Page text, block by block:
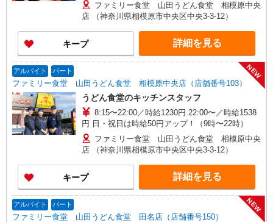
ファミリー食堂 山田うどん食堂 相模原中央
店 （神奈川県相模原市中央区中央3-3-12）
キープ 詳細を見る
アルバイト パート
ファミリー食堂 山田うどん食堂 相模原中央店（店舗番号103）
NEW
うどん食堂のキッチンスタッフ
8:15〜22:00／時給1230円 22:00〜／時給1538
円 日・祝日は時給50円アップ！（9時〜22時）
ファミリー食堂 山田うどん食堂 相模原中央
店 （神奈川県相模原市中央区中央3-3-12）
キープ 詳細を見る
アルバイト パート
ファミリー食堂 山田うどん食堂 田名店（店舗番号150）
NEW